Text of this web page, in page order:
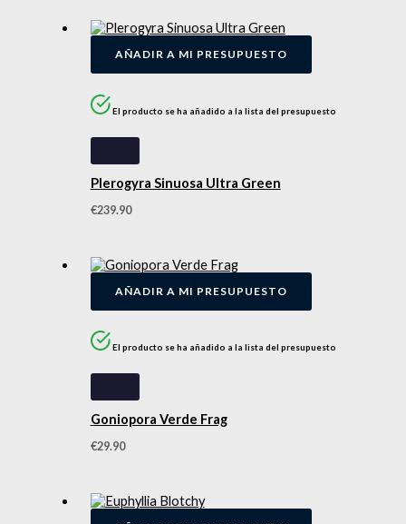
AÑADIR A MI PRESUPUESTO
El producto se ha añadido a la lista del presupuesto
Plerogyra Sinuosa Ultra Green
€239.90
AÑADIR A MI PRESUPUESTO
El producto se ha añadido a la lista del presupuesto
Goniopora Verde Frag
€29.90